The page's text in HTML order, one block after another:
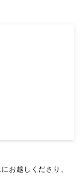
お越しくださり、